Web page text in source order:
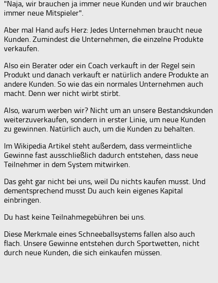
"Naja, wir brauchen ja immer neue Kunden und wir brauchen
immer neue Mitspieler".
Aber mal Hand aufs Herz: Jedes Unternehmen braucht neue
Kunden. Zumindest die Unternehmen, die einzelne Produkte
verkaufen.
Also ein Berater oder ein Coach verkauft in der Regel sein
Produkt und danach verkauft er natürlich andere Produkte an
andere Kunden. So wie das ein normales Unternehmen auch
macht. Denn wer nicht wirbt stirbt.
Also, warum werben wir? Nicht um an unsere Bestandskunden
weiterzuverkaufen, sondern in erster Linie, um neue Kunden
zu gewinnen. Natürlich auch, um die Kunden zu behalten.
Im Wikipedia Artikel steht außerdem, dass vermeintliche
Gewinne fast ausschließlich dadurch entstehen, dass neue
Teilnehmer in dem System mitwirken.
Das geht gar nicht bei uns, weil Du nichts kaufen musst. Und
dementsprechend musst Du auch kein eigenes Kapital
einbringen.
Du hast keine Teilnahmegebühren bei uns.
Diese Merkmale eines Schneeballsystems fallen also auch
flach. Unsere Gewinne entstehen durch Sportwetten, nicht
durch neue Kunden, die sich einkaufen müssen.